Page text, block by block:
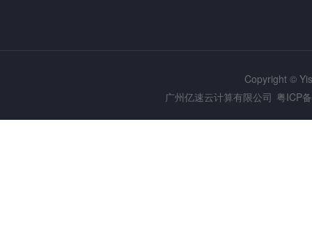
Copyright ©
广州亿速云计算有限公司 粤ICP